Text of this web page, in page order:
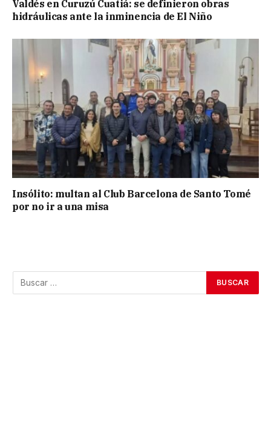
Valdés en Curuzú Cuatiá: se definieron obras
hidráulicas ante la inminencia de El Niño
Insólito: multan al Club Barcelona de Santo Tomé
por no ir a una misa